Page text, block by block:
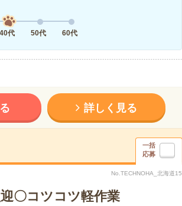
40代 50代 60代
詳しく見る
一括
応募
No.TECHNOHA_北海道15
〇コツコツ軽作業